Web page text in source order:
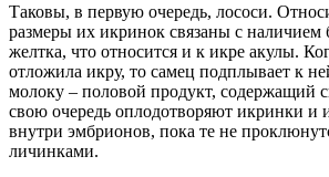
Таковы, в первую очередь, лососи.
размеры их икринок связаны с наличием
желтка, что относится и к икре акулы.
отложила икру, то самец подплывает к
молоку – половой продукт, содержащий
свою очередь оплодотворяют икринки и
внутри эмбрионов, пока те не
личинками.